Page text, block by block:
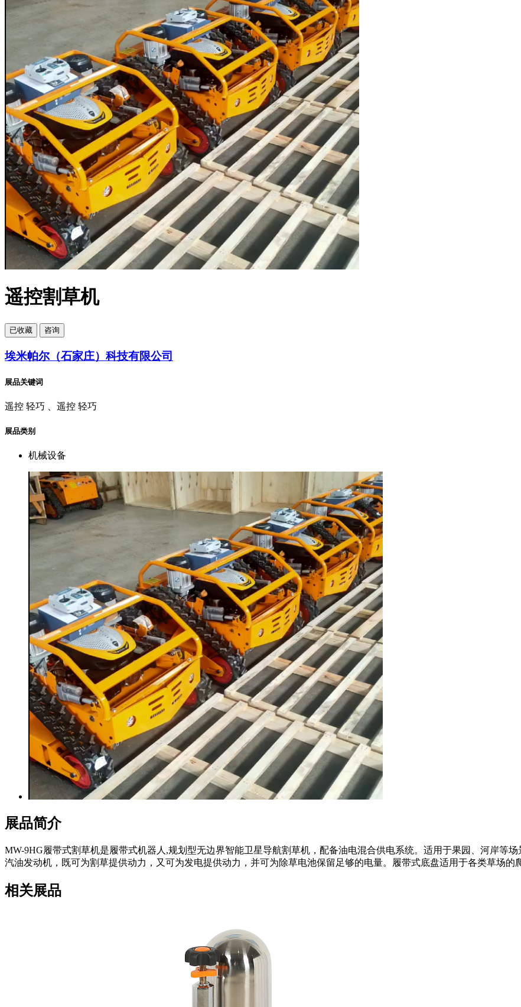
遥控割草机
已收藏 咨询
埃米帕尔（石家庄）科技有限公司
展品关键词
遥控 轻巧 、遥控 轻巧
展品类别
机械设备
展品简介
MW-9HG履带式割草机是履带式机器人,规划型无边界智能卫星导航割草机，配备油电混合供电系统。适用于果园、河岸等
汽油发动机，既可为割草提供动力，又可为发电提供动力，并可为除草电池保留足够的电量。履带式底盘适用于各类草场的
相关展品